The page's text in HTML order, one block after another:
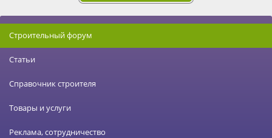
Строительный форум
Статьи
Справочник строителя
Товары и услуги
Реклама, сотрудничество